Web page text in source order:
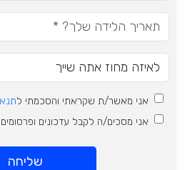
אני מאשר/ת שקראתי והסכמתי ל
אני מסכים/ה לקבל עדכונים ופרסומים
שליחה